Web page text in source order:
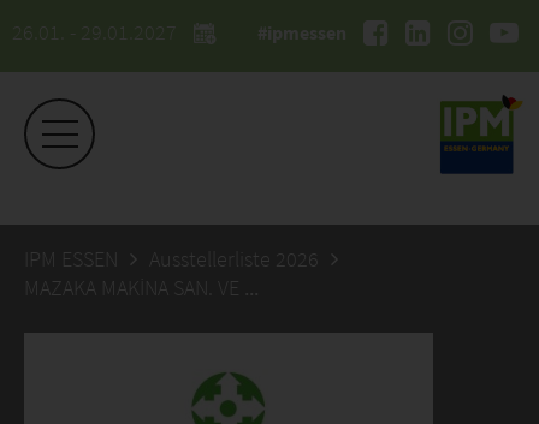
26.01. - 29.01.2027 #ipmessen
IPM ESSEN
Ausstellerliste 2026
MAZAKA MAKİNA SAN. VE TİC. LTD. ŞTİ